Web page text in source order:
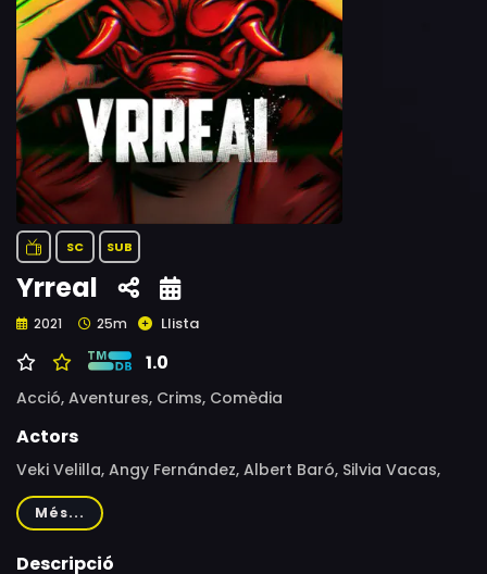
SC SUB
Yrreal
2021 25m Llista
1.0
Acció, Aventures, Crims, Comèdia
Actors
Veki Velilla, Angy Fernández, Albert Baró, Silvia Vacas,
Iván Montes, Nacho López, Manuel Teódulo, Eloy Azorín,
Paco Churruca, Nacho Marraco
Més...
Descripció